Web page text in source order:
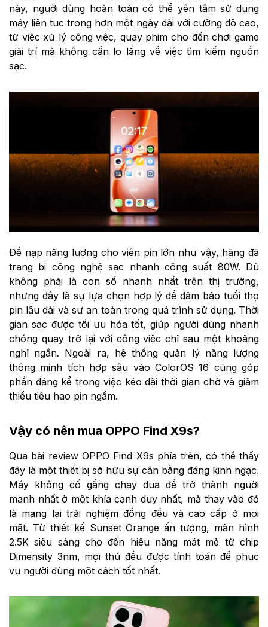
này, người dùng hoàn toàn có thể yên tâm sử dụng
máy liên tục trong hơn một ngày dài với cường độ cao,
từ việc xử lý công việc, quay phim cho đến chơi game
giải trí mà không cần lo lắng về việc tìm kiếm nguồn
sạc.
Để nạp năng lượng cho viên pin lớn như vậy, hãng đã
trang bị công nghệ sạc nhanh công suất 80W. Dù
không phải là con số nhanh nhất trên thị trường,
nhưng đây là sự lựa chọn hợp lý để đảm bảo tuổi thọ
pin lâu dài và sự an toàn trong quá trình sử dụng. Thời
gian sạc được tối ưu hóa tốt, giúp người dùng nhanh
chóng quay trở lại với công việc chỉ sau một khoảng
nghỉ ngắn. Ngoài ra, hệ thống quản lý năng lượng
thông minh tích hợp sâu vào ColorOS 16 cũng góp
phần đáng kể trong việc kéo dài thời gian chờ và giảm
thiểu tiêu hao pin ngầm.
Vậy có nên mua OPPO Find X9s?
Qua bài review OPPO Find X9s phía trên, có thể thấy
đây là một thiết bị sở hữu sự cân bằng đáng kinh ngạc.
Máy không cố gắng chạy đua để trở thành người
mạnh nhất ở một khía cạnh duy nhất, mà thay vào đó
là mang lại trải nghiệm đồng đều và cao cấp ở mọi
mặt. Từ thiết kế Sunset Orange ấn tượng, màn hình
2.5K siêu sáng cho đến hiệu năng mát mẻ từ chip
Dimensity 3nm, mọi thứ đều được tính toán để phục
vụ người dùng một cách tốt nhất.